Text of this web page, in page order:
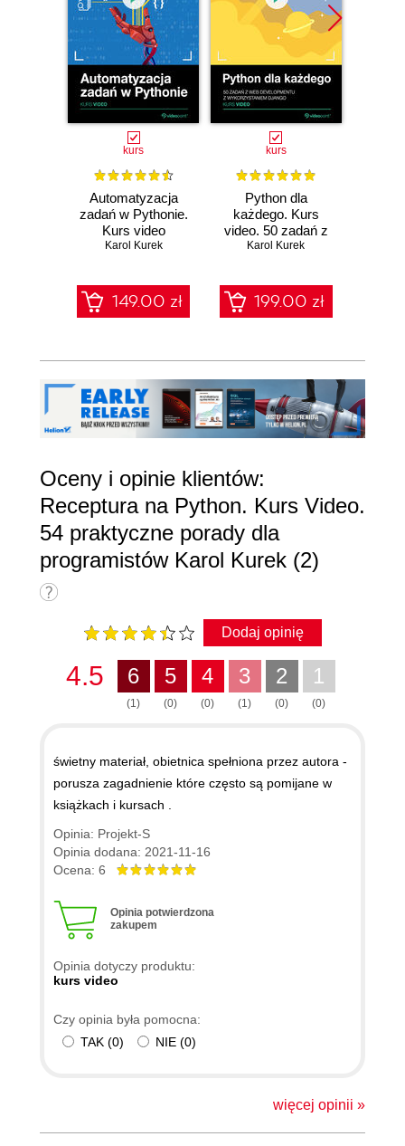
kurs
Automatyzacja
zadań w Pythonie.
Kurs video
Karol Kurek
149.00 zł
kurs
Python dla
każdego. Kurs
video. 50 zadań z
web developmentu
Karol Kurek
199.00 zł
Oceny i opinie klientów:
Receptura na Python. Kurs Video.
54 praktyczne porady dla
programistów Karol Kurek (2)
Dodaj opinię
4.5 6
(1)
5
(0)
4
(0)
3
(1)
2
(0)
1
(0)
świetny materiał, obietnica spełniona przez autora -
porusza zagadnienie które często są pomijane w
książkach i kursach .
Opinia: Projekt-S
Opinia dodana: 2021-11-16
Ocena: 6
Opinia potwierdzona
zakupem
Opinia dotyczy produktu:
kurs video
Czy opinia była pomocna:
TAK (0) NIE (0)
więcej opinii »